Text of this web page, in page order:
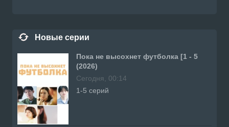
Новые серии
Пока не высохнет футболка [1 - 5
(2026)
Сегодня, 00:14
1-5 серий